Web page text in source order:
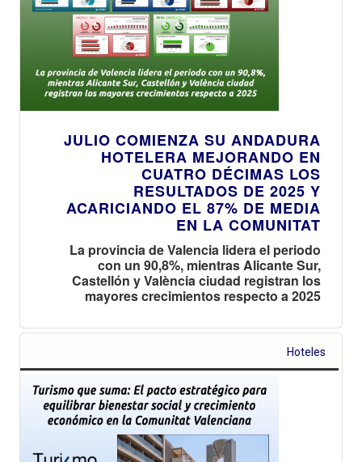
JULIO COMIENZA SU ANDADURA
HOTELERA MEJORANDO EN
CUATRO DÉCIMAS LOS
RESULTADOS DE 2025 Y
ACARICIANDO EL 87% DE MEDIA
EN LA COMUNITAT
La provincia de Valencia lidera el periodo
con un 90,8%, mientras Alicante Sur,
Castellón y València ciudad registran los
mayores crecimientos respecto a 2025
Hoteles